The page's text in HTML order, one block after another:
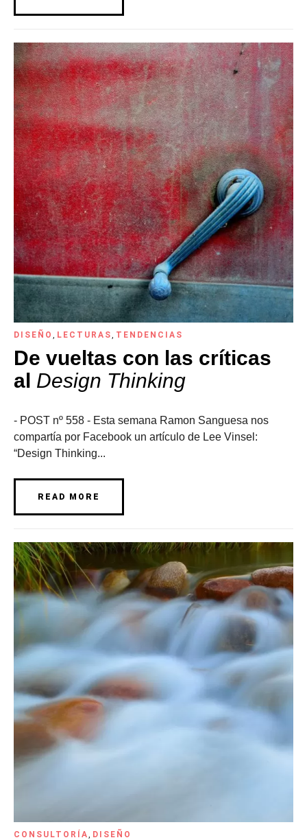
DISEÑO , LECTURAS, TENDENCIAS
De vueltas con las críticas
al Design Thinking
- POST nº 558 - Esta semana Ramon Sanguesa nos
compartía por Facebook un artículo de Lee Vinsel:
“Design Thinking...
READ MORE
CONSULTORÍA, DISEÑO